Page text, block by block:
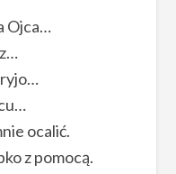
Ojca…
ocalić.
z pomocą.